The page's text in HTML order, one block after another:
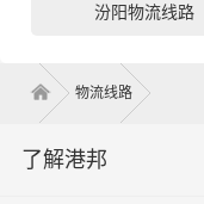
汾阳物流线路
物流线路
了解港邦